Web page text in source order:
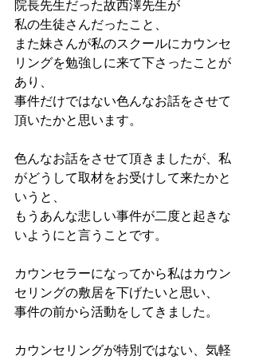
院長先生だった故西澤先生が
私の生徒さんだったこと、
また妹さんが私のスクールにカウンセ
リングを勉強しに来て下さったことが
あり、
事件だけではない色んなお話をさせて
頂いたかと思います。
色んなお話をさせて頂きましたが、私
がどうして取材をお受けして来たかと
いうと、
もうあんな悲しい事件が二度と起きな
いようにと言うことです。
カウンセラーになってから私はカウン
セリングの敷居を下げたいと思い、
事件の前から活動をしてきました。
カウンセリングが特別ではない、気軽